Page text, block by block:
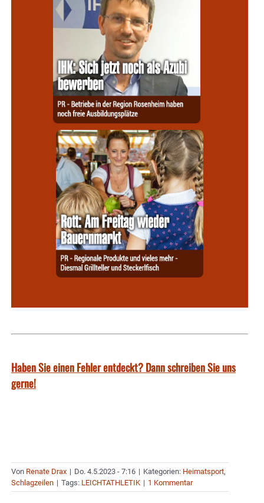
Haben Sie einen Fehler entdeckt? Dann schreiben Sie uns
gerne!
Von Renate Drax | Do. 4.5.2023 - 7:16 | Kategorien: Heimatsport,
Schlagzeilen | Tags: LEICHTATHLETIK | 1 Kommentar